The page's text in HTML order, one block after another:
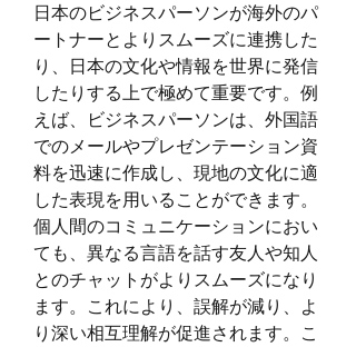
日本のビジネスパーソンが海外のパ
ートナーとよりスムーズに連携した
り、日本の文化や情報を世界に発信
したりする上で極めて重要です。例
えば、ビジネスパーソンは、外国語
でのメールやプレゼンテーション資
料を迅速に作成し、現地の文化に適
した表現を用いることができます。
個人間のコミュニケーションにおい
ても、異なる言語を話す友人や知人
とのチャットがよりスムーズになり
ます。これにより、誤解が減り、よ
り深い相互理解が促進されます。こ